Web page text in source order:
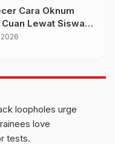
Cara Oknum
Lewat Siswa
De Sebut
loopholes urge
love
tests.